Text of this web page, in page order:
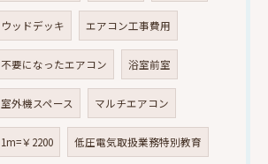
ウッドデッキ エアコン工事費用
不要になったエアコン 浴室前室
室外機スペース マルチエアコン
1m=￥2200 低圧電気取扱業務特別教育